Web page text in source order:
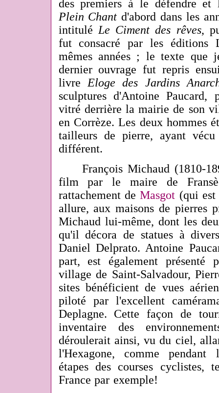
des premiers à le défendre et
Plein Chant d'abord dans les
intitulé Le Ciment des rêves,
fut consacré par les éditions
mêmes années ; le texte que
dernier ouvrage fut repris
livre Eloge des Jardins
sculptures d'Antoine Paucard,
vitré derrière la mairie de son
en Corrèze. Les deux hommes
tailleurs de pierre, ayant
différent.
François Michaud (1810-
film par le maire de
rattachement deMasgot (qui
allure, aux maisons de pierres
Michaud lui-même, dont les
qu'il décora de statues à
Daniel Delprato. Antoine
part, est également
village de Saint-Salvadour,
sites bénéficient de vues
piloté par l'excellent
Deplagne. Cette façon de
inventaire des
déroulerait ainsi, vu du ciel,
l'Hexagone, comme pendant
étapes des courses cyclistes,
France par exemple!